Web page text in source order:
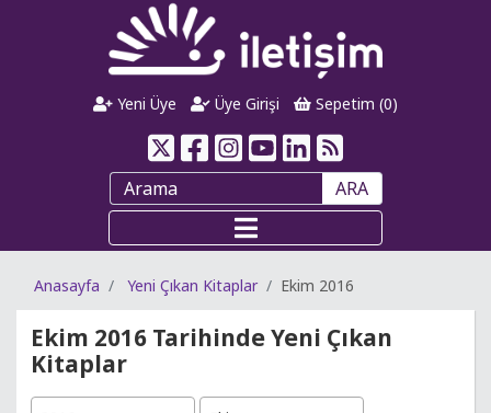
Yeni Üye Üye Girişi Sepetim (0)
ARA
Anasayfa Yeni Çıkan Kitaplar Ekim 2016
Ekim 2016 Tarihinde Yeni Çıkan
Kitaplar